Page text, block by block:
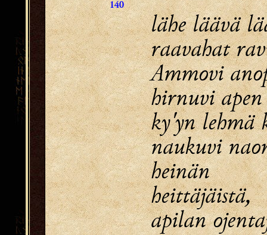
140
lähe läävä
raavahat
Ammovi
hirnuvi apen
ky'yn lehmä
naukuvi
heinän
heittäjäistä,
apilan